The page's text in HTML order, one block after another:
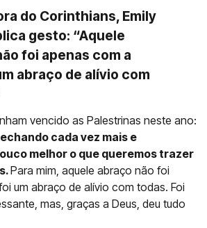
do Corinthians, Emily
gesto: “Aquele
foi apenas com a
abraço de alívio com
vencido as Palestrinas neste ano:
cada vez mais e
melhor o que queremos trazer
Para mim, aquele abraço não foi
um abraço de alívio com todas. Foi
mas, graças a Deus, deu tudo